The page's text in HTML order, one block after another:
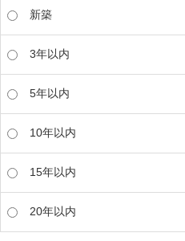
新築
3年以内
5年以内
10年以内
15年以内
20年以内